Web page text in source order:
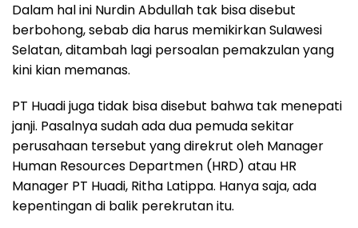
Dalam hal ini Nurdin Abdullah tak bisa disebut
berbohong, sebab dia harus memikirkan Sulawesi
Selatan, ditambah lagi persoalan pemakzulan yang
kini kian memanas.
PT Huadi juga tidak bisa disebut bahwa tak menepati
janji. Pasalnya sudah ada dua pemuda sekitar
perusahaan tersebut yang direkrut oleh Manager
Human Resources Departmen (HRD) atau HR
Manager PT Huadi, Ritha Latippa. Hanya saja, ada
kepentingan di balik perekrutan itu.